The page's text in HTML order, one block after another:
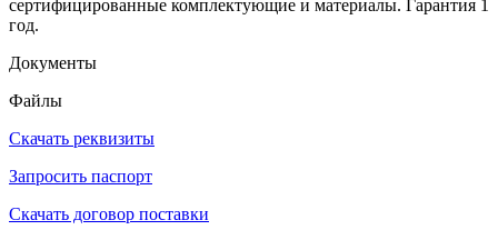
сертифицированные комплектующие и материалы. Гарантия 1
год.
Документы
Файлы
Скачать реквизиты
Запросить паспорт
Скачать договор поставки